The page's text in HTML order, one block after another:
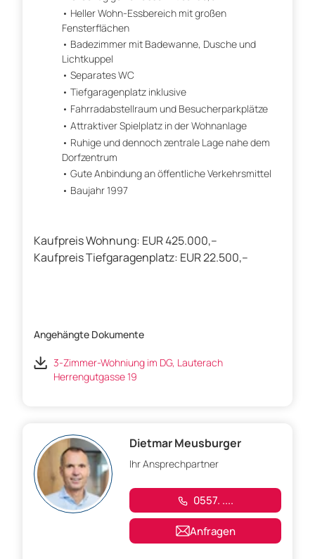
Heller Wohn-Essbereich mit großen
Fensterflächen
Badezimmer mit Badewanne, Dusche und
Lichtkuppel
Separates WC
Tiefgaragenplatz inklusive
Fahrradabstellraum und Besucherparkplätze
Attraktiver Spielplatz in der Wohnanlage
Ruhige und dennoch zentrale Lage nahe dem
Dorfzentrum
Gute Anbindung an öffentliche Verkehrsmittel
Baujahr 1997
Kaufpreis Wohnung: EUR 425.000,--
Kaufpreis Tiefgaragenplatz: EUR 22.500,--
Angehängte Dokumente
3-Zimmer-Wohniung im DG, Lauterach
Herrengutgasse 19
Dietmar Meusburger
Ihr Ansprechpartner
0557. ....
Anfragen